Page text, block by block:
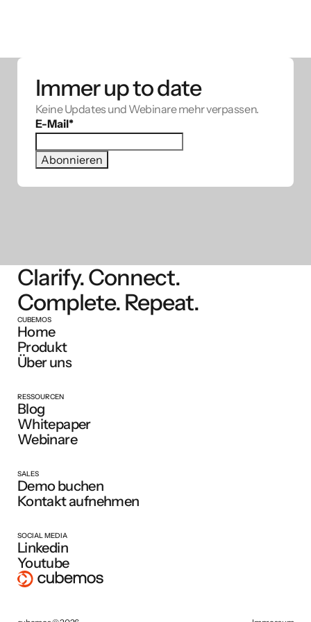
Immer up to date
Keine Updates und Webinare mehr verpassen.
E-Mail*
Clarify. Connect.
Complete. Repeat.
CUBEMOS
Home
Produkt
Über uns
RESSOURCEN
Blog
Whitepaper
Webinare
SALES
Demo buchen
Kontakt aufnehmen
SOCIAL MEDIA
Linkedin
Youtube